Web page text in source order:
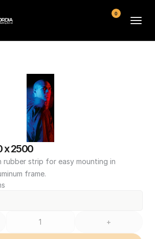
x 2500
strip for easy mounting in
frame.
+
Kontakt
Köpvillkor
0